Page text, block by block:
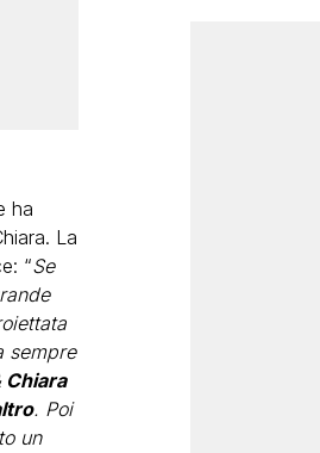
ha
La
“Se
sempre
Chiara
. Poi
un